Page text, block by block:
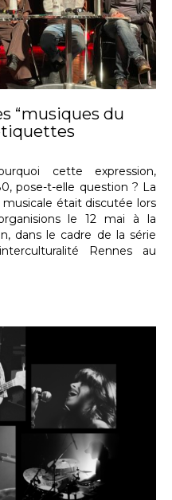
“musiques du
cette expression,
pose-t-elle question ? La
était discutée lors
le 12 mai à la
dans le cadre de la série
Rennes au